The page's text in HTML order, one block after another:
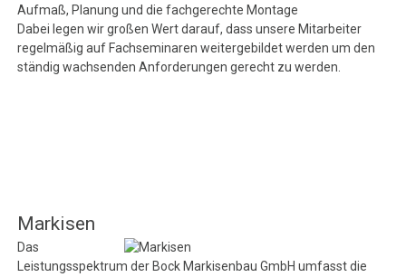
Aufmaß, Planung und die fachgerechte Montage
Dabei legen wir großen Wert darauf, dass unsere Mitarbeiter
regelmäßig auf Fachseminaren weitergebildet werden um den
ständig wachsenden Anforderungen gerecht zu werden.
Markisen
Das
Leistungsspektrum der Bock Markisenbau GmbH umfasst die